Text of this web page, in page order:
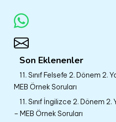
Son Eklenenler
11. Sınıf Felsefe 2. Dönem 2.
MEB Örnek Soruları
11. Sınıf İngilizce 2. Dönem 2.
– MEB Örnek Soruları